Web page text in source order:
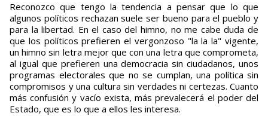
Reconozco que tengo la tendencia a pensar que lo que
algunos políticos rechazan suele ser bueno para el pueblo y
para la libertad. En el caso del himno, no me cabe duda de
que los políticos prefieren el vergonzoso "la la la" vigente,
un himno sin letra mejor que con una letra que comprometa,
al igual que prefieren una democracia sin ciudadanos, unos
programas electorales que no se cumplan, una política sin
compromisos y una cultura sin verdades ni certezas. Cuanto
más confusión y vacío exista, más prevalecerá el poder del
Estado, que es lo que a ellos les interesa.